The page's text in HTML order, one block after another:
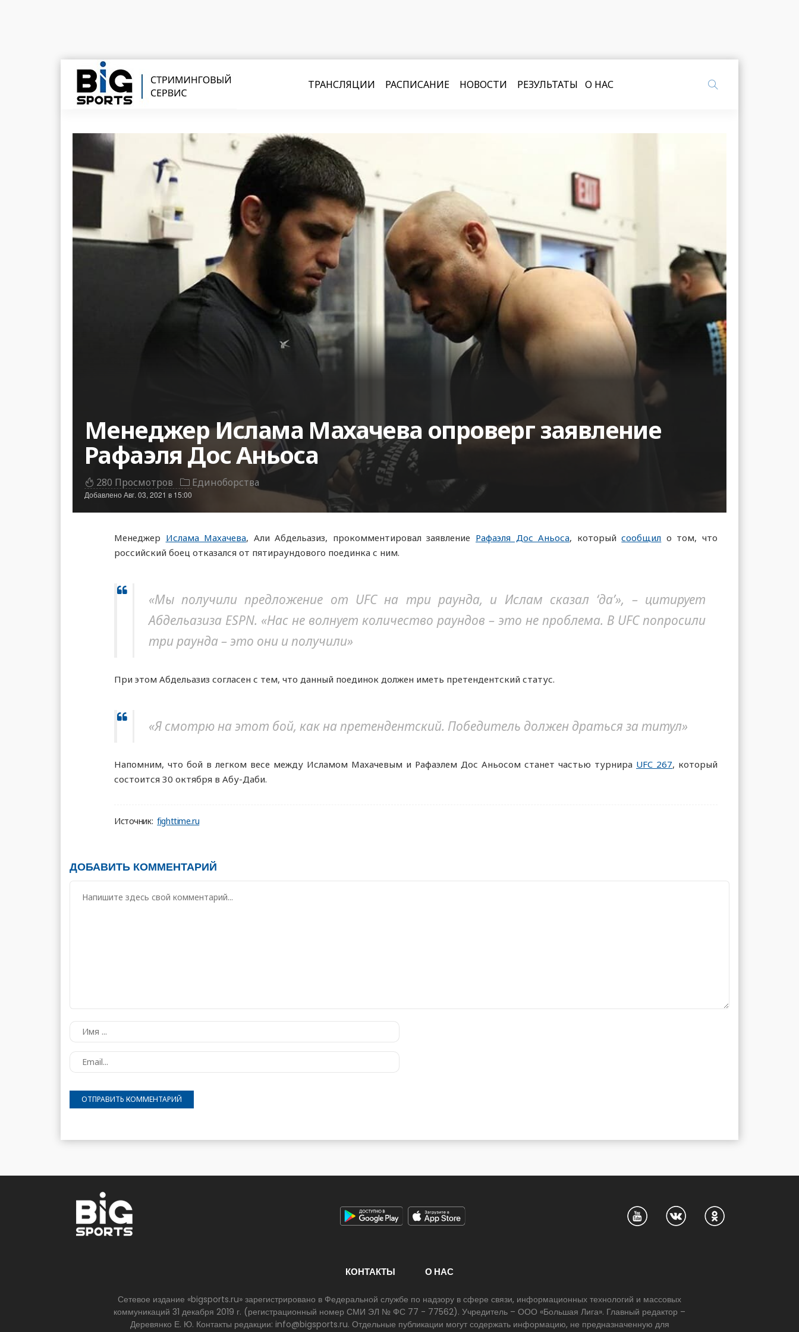
ТРАНСЛЯЦИИ РАСПИСАНИЕ НОВОСТИ РЕЗУЛЬТАТЫ О НАС
Менеджер Ислама Махачева опроверг заявление
Рафаэля Дос Аньоса
280 Просмотров Единоборства
ДобавленоАвг. 03, 2021 в 15:00
Менеджер Ислама Махачева, Али Абдельазиз, прокомментировал заявление Рафаэля Дос Аньоса, которыйсообщил о том, что
российский боец отказался от пятираундового поединка с ним.
«Мы получили предложение от UFC на три раунда, и Ислам сказал ‘да’», – цитирует
Абдельазиза ESPN. «Нас не волнует количество раундов – это не проблема. В UFC попросили
три раунда – это они и получили»
При этом Абдельазиз согласен с тем, что данный поединок должен иметь претендентский статус.
«Я смотрю на этот бой, как на претендентский. Победитель должен драться за титул»
Напомним, что бой в легком весе между Исламом Махачевым и Рафаэлем Дос Аньосом станет частью турнира UFC 267, который
состоится 30 октября в Абу-Даби.
Источник: fighttime.ru
ДОБАВИТЬ КОММЕНТАРИЙ
КОНТАКТЫ О НАС
Сетевое издание «bigsports.ru» зарегистрировано в Федеральной службе по надзору в сфере связи, информационных технологий и массовых
коммуникаций 31 декабря 2019 г. (регистрационный номер СМИ ЭЛ № ФС 77 - 77562). Учредитель – ООО «Большая Лига». Главный редактор –
Деревянко Е. Ю. Контакты редакции: info@bigsports.ru. Отдельные публикации могут содержать информацию, не предназначенную для